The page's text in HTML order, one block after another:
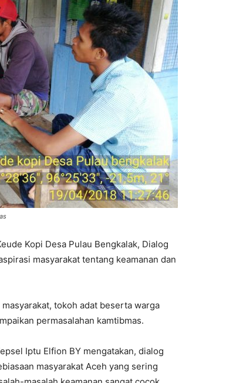
Kopi Desa Pulau Bengkalak, Dialog
masyarakat tentang keamanan dan
tokoh adat beserta warga
permasalahan kamtibmas.
Iptu Elfion BY mengatakan, dialog
masyarakat Aceh yang sering